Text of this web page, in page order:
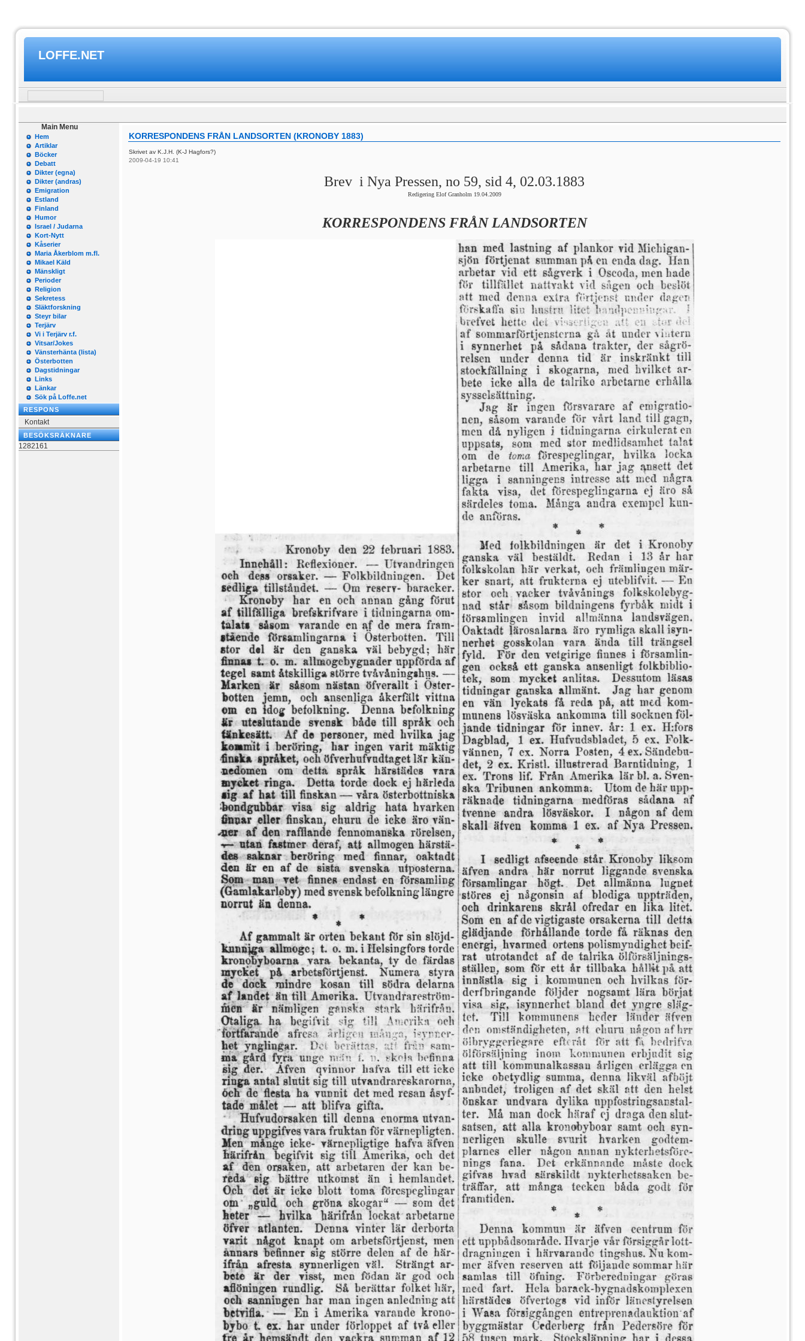
LOFFE.NET
Main Menu
Hem
Artiklar
Böcker
Debatt
Dikter (egna)
Dikter (andras)
Emigration
Estland
Finland
Humor
Israel / Judarna
Kort-Nytt
Kåserier
Maria Åkerblom m.fl.
Mikael Käld
Mänskligt
Perioder
Religion
Sekretess
Släktforskning
Steyr bilar
Terjärv
Vi i Terjärv r.f.
Vitsar/Jokes
Vänsterhänta (lista)
Österbotten
Dagstidningar
Links
Länkar
Sök på Loffe.net
RESPONS
Kontakt
BESÖKSRÄKNARE
1282161
KORRESPONDENS FRÅN LANDSORTEN (KRONOBY 1883)
Skrivet av K.J.H. (K-J Hagfors?)
2009-04-19 10:41
Brev i Nya Pressen, no 59, sid 4, 02.03.1883
Redigering Elof Granholm 19.04.2009
KORRESPONDENS FRÅN LANDSORTEN